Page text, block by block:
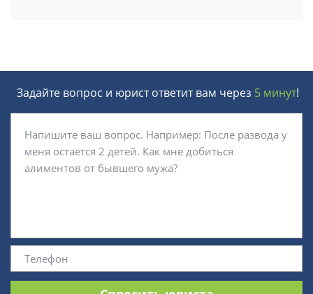
Задайте вопрос и юрист ответит вам через 5 минут!